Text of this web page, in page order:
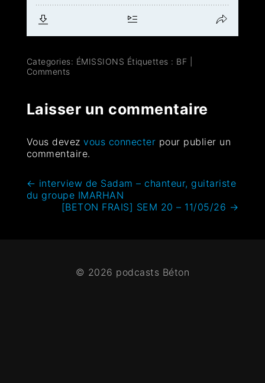
Categories: ÉMISSIONS Étiquettes : BF
Comments
Laisser un commentaire
Vous devezvous connecter pour publier un
commentaire.
← interview de Sadam – chanteur, guitariste
du groupe IMARHAN
[BETON FRAIS] SEM 20 – 11/05/26 →
© 2026 podcasts Béton